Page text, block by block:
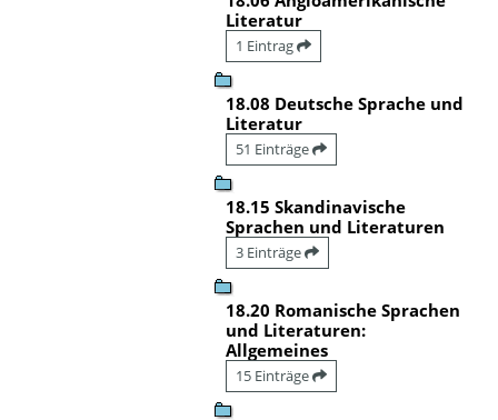
Literatur
1 Eintrag
18.08 Deutsche Sprache und
Literatur
51 Einträge
18.15 Skandinavische
Sprachen und Literaturen
3 Einträge
18.20 Romanische Sprachen
und Literaturen:
Allgemeines
15 Einträge